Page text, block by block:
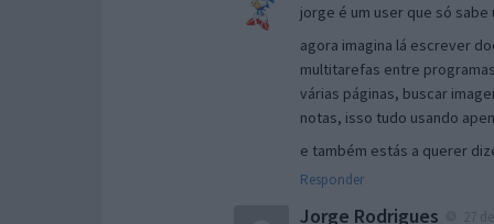
jorge é um user que só
agora imagina lá escrever
multitarefas entre
várias páginas, buscar
notas, isso tudo usando
e também estás a querer
Responder
Jorge Rodrigues